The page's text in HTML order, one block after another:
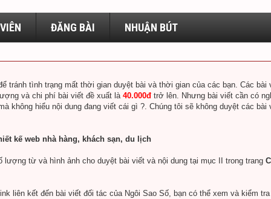
ĐĂNG BÀI NHUẬN BÚT
tránh tình trạng mất thời gian duyệt bài và thời gian của các bạn. Các
và chi phí bài viết đề xuất là 40.000đ trở lên. Nhưng bài viết cần có
không hiểu nội dung đang viết cái gì ?. Chúng tôi sẽ không duyệt các
kế web nhà hàng, khách sạn, du lịch
lượng từ và hình ảnh cho duyệt bài viết và nội dung tại mục II trong trang
liên kết đến bài viết đối tác của Ngôi Sao Số, bạn có thể xem và kiểm